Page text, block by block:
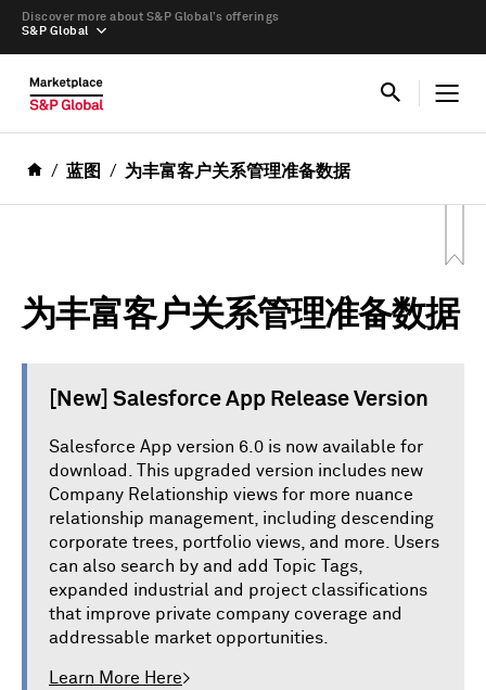
S&P Global
Discover more about S&P Global’s offerings
蓝图 为丰富客户关系管理准备数据
为丰富客户关系管理准备数据
[New] Salesforce App Release Version
Salesforce App version 6.0 is now available for
download. This upgraded version includes new
Company Relationship views for more nuance
relationship management, including descending
corporate trees, portfolio views, and more. Users
can also search by and add Topic Tags,
expanded industrial and project classifications
that improve private company coverage and
addressable market opportunities.
Learn More Here>